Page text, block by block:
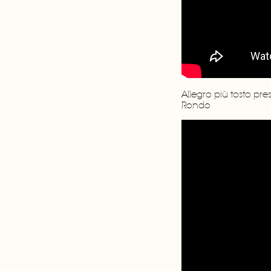
Allegro più tosto
Rondo